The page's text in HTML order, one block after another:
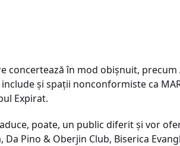
concertează în mod obișnuit, precum
și spații nonconformiste ca
Expirat.
poate, un public diferit și vor
Pino & Oberjin Club, Biserica